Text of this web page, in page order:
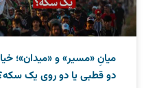
میانِ «مسیر» و «میدان»؛
دو قطبی یا دو روی یک